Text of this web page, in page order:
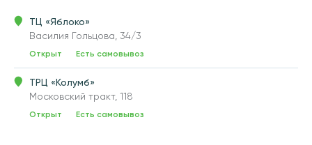
ТЦ «Яблоко»
Василия Гольцова, 34/3
Открыт Есть самовывоз
ТРЦ «Колумб»
Московский тракт, 118
Открыт Есть самовывоз